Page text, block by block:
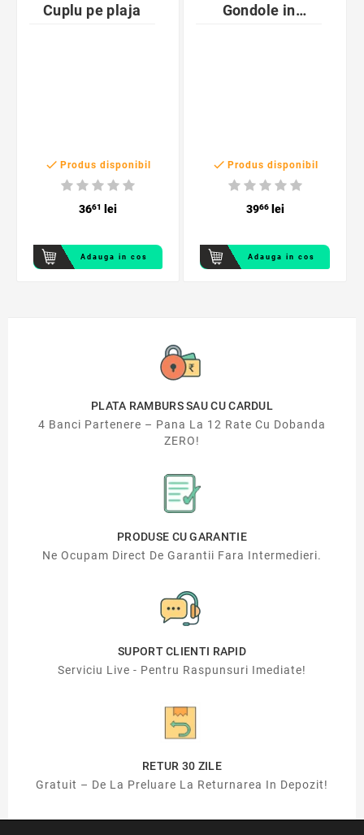
Cuplu pe plaja
 Produs disponibil
3661 lei
Adauga in cos
Gondole in
 Produs disponibil
3966lei
Adauga in cos
PLATA RAMBURS SAU CU CARDUL
4 Banci Partenere – Pana La 12 Rate Cu Dobanda
ZERO!
PRODUSE CU GARANTIE
Ne Ocupam Direct De Garantii Fara Intermedieri.
SUPORT CLIENTI RAPID
Serviciu Live - Pentru Raspunsuri Imediate!
RETUR 30 ZILE
Gratuit – De La Preluare La Returnarea In Depozit!